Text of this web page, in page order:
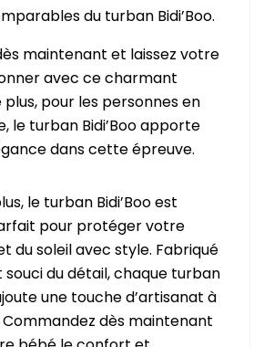
du turban Bidi’Boo.
maintenant et laissez votre
avec ce charmant
plus, pour les personnes en
le turban Bidi’Boo apporte
dans cette épreuve.
le turban Bidi’Boo est
pour protéger votre
du soleil avec style. Fabriqué
du détail, chaque turban
une touche d’artisanat à
dès maintenant